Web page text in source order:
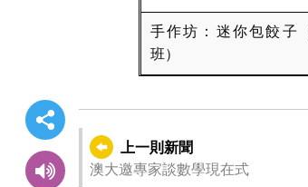
手作坊：迷你包餃子
班）
上一則新聞
澳大邀專家談數學現在式